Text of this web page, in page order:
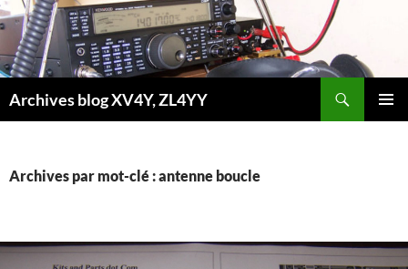
Aller
au
contenu
Archives blog XV4Y, ZL4YY
Archives par mot-clé : antenne boucle